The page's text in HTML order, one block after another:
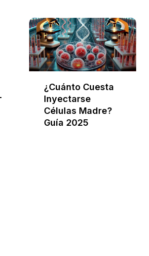
¿Cuánto Cuesta
Inyectarse
Células Madre?
Guía 2025